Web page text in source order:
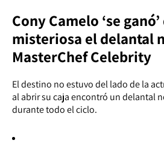
Cony Camelo ‘se
misteriosa el delantal
MasterChef Celebrity
El destino no estuvo del lado de la
al abrir su caja encontró un delantal
durante todo el ciclo.